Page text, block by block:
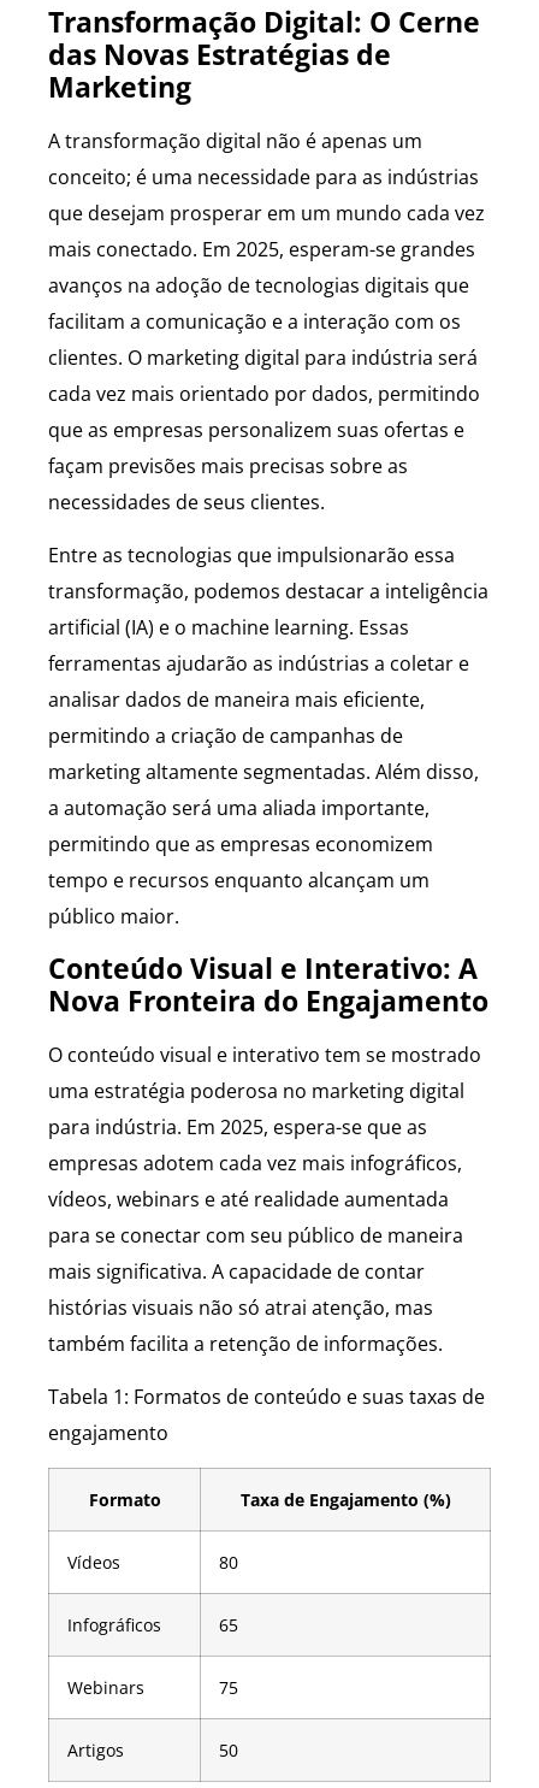
Transformação Digital: O Cerne
das Novas Estratégias de
Marketing
A transformação digital não é apenas um
conceito; é uma necessidade para as indústrias
que desejam prosperar em um mundo cada vez
mais conectado. Em 2025, esperam-se grandes
avanços na adoção de tecnologias digitais que
facilitam a comunicação e a interação com os
clientes. O marketing digital para indústria será
cada vez mais orientado por dados, permitindo
que as empresas personalizem suas ofertas e
façam previsões mais precisas sobre as
necessidades de seus clientes.
Entre as tecnologias que impulsionarão essa
transformação, podemos destacar a inteligência
artificial (IA) e o machine learning. Essas
ferramentas ajudarão as indústrias a coletar e
analisar dados de maneira mais eficiente,
permitindo a criação de campanhas de
marketing altamente segmentadas. Além disso,
a automação será uma aliada importante,
permitindo que as empresas economizem
tempo e recursos enquanto alcançam um
público maior.
Conteúdo Visual e Interativo: A
Nova Fronteira do Engajamento
O conteúdo visual e interativo tem se mostrado
uma estratégia poderosa no marketing digital
para indústria. Em 2025, espera-se que as
empresas adotem cada vez mais infográficos,
vídeos, webinars e até realidade aumentada
para se conectar com seu público de maneira
mais significativa. A capacidade de contar
histórias visuais não só atrai atenção, mas
também facilita a retenção de informações.
Tabela 1: Formatos de conteúdo e suas taxas de
engajamento
Formato Taxa de Engajamento (%)
Vídeos 80
Infográficos 65
Webinars 75
Artigos 50